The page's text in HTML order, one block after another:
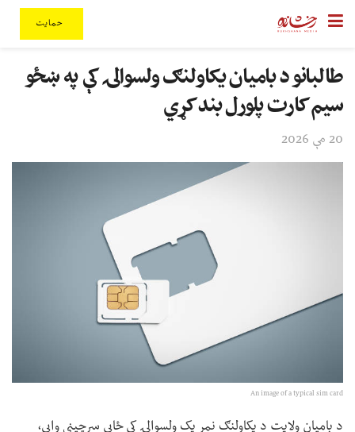
حمایت
طالبانو د بامیان یکاولنګ ولسوالۍ کې په ښځو
سیم کارت پلورل بند کړي
20 مې 2026
An image of a typical sim card
د بامیان ولایت د یکاولنګ نمر یک ولسوالۍ کې ځايي سرچینې وايي،